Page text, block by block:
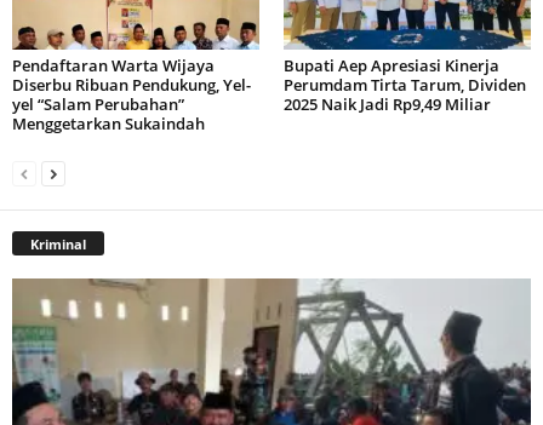
Pendaftaran Warta Wijaya
Diserbu Ribuan Pendukung, Yel-
yel “Salam Perubahan”
Menggetarkan Sukaindah
Bupati Aep Apresiasi Kinerja
Perumdam Tirta Tarum, Dividen
2025 Naik Jadi Rp9,49 Miliar
Kriminal